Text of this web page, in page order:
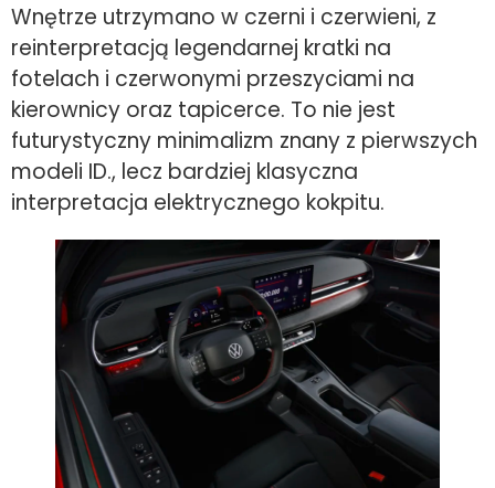
Wnętrze utrzymano w czerni i czerwieni, z
reinterpretacją legendarnej kratki na
fotelach i czerwonymi przeszyciami na
kierownicy oraz tapicerce. To nie jest
futurystyczny minimalizm znany z pierwszych
modeli ID., lecz bardziej klasyczna
interpretacja elektrycznego kokpitu.